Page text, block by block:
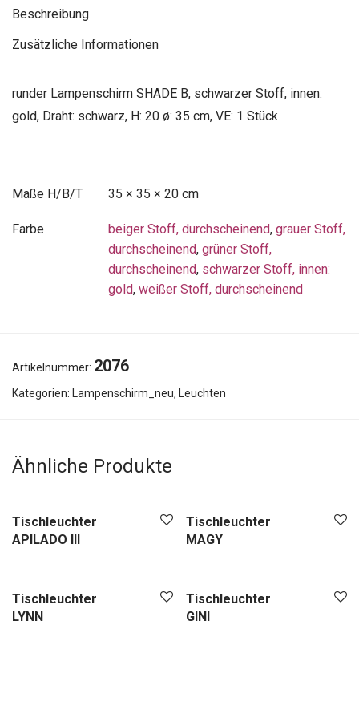
Beschreibung
Zusätzliche Informationen
runder Lampenschirm SHADE B, schwarzer Stoff, innen:
gold, Draht: schwarz, H: 20 ø: 35 cm, VE: 1 Stück
Maße 35 × 35 × 20 cm
Farbe beiger Stoff, durchscheinend, grauer Stoff,
durchscheinend, grüner Stoff,
durchscheinend, schwarzer Stoff, innen:
gold, weißer Stoff, durchscheinend
Artikelnummer: 2076
Kategorien: Lampenschirm_neu, Leuchten
Ähnliche Produkte
Tischleuchter
APILADO III
Tischleuchter
MAGY
Tischleuchter
LYNN
Tischleuchter
GINI